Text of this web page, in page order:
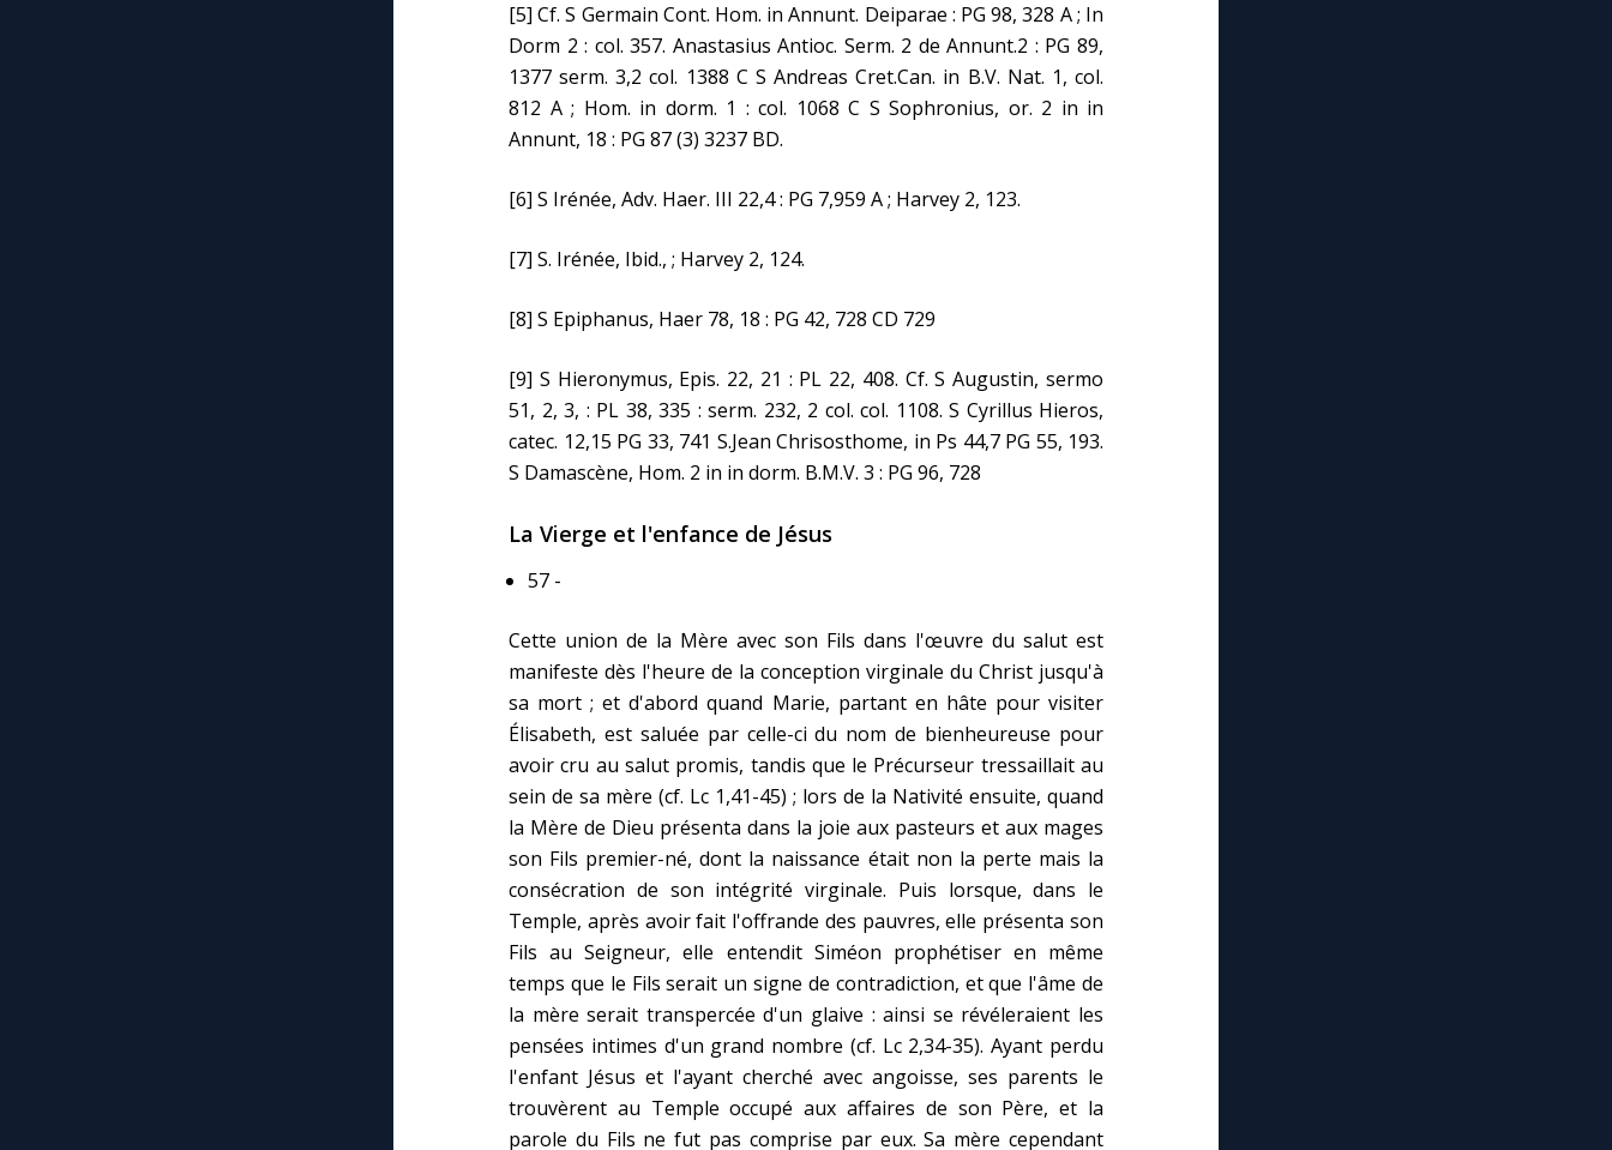
[5] Cf. S Germain Cont. Hom. in Annunt. Deiparae : PG 98, 328 A ; In
Dorm 2 : col. 357. Anastasius Antioc. Serm. 2 de Annunt.2 : PG 89,
1377 serm. 3,2 col. 1388 C S Andreas Cret.Can. in B.V. Nat. 1, col.
812 A ; Hom. in dorm. 1 : col. 1068 C S Sophronius, or. 2 in in
Annunt, 18 : PG 87 (3) 3237 BD.
[6] S Irénée, Adv. Haer. III 22,4 : PG 7,959 A ; Harvey 2, 123.
[7] S. Irénée, Ibid., ; Harvey 2, 124.
[8] S Epiphanus, Haer 78, 18 : PG 42, 728 CD 729
[9] S Hieronymus, Epis. 22, 21 : PL 22, 408. Cf. S Augustin, sermo
51, 2, 3, : PL 38, 335 : serm. 232, 2 col. col. 1108. S Cyrillus Hieros,
catec. 12,15 PG 33, 741 S.Jean Chrisosthome, in Ps 44,7 PG 55, 193.
S Damascène, Hom. 2 in in dorm. B.M.V. 3 : PG 96, 728
La Vierge et l'enfance de Jésus
57 -
Cette union de la Mère avec son Fils dans l'œuvre du salut est
manifeste dès l'heure de la conception virginale du Christ jusqu'à
sa mort ; et d'abord quand Marie, partant en hâte pour visiter
Élisabeth, est saluée par celle-ci du nom de bienheureuse pour
avoir cru au salut promis, tandis que le Précurseur tressaillait au
sein de sa mère (cf. Lc 1,41-45) ; lors de la Nativité ensuite, quand
la Mère de Dieu présenta dans la joie aux pasteurs et aux mages
son Fils premier-né, dont la naissance était non la perte mais la
consécration de son intégrité virginale. Puis lorsque, dans le
Temple, après avoir fait l'offrande des pauvres, elle présenta son
Fils au Seigneur, elle entendit Siméon prophétiser en même
temps que le Fils serait un signe de contradiction, et que l'âme de
la mère serait transpercée d'un glaive : ainsi se révéleraient les
pensées intimes d'un grand nombre (cf. Lc 2,34-35). Ayant perdu
l'enfant Jésus et l'ayant cherché avec angoisse, ses parents le
trouvèrent au Temple occupé aux affaires de son Père, et la
parole du Fils ne fut pas comprise par eux. Sa mère cependant